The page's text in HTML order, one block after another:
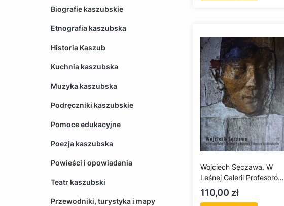
Biografie kaszubskie
Etnografia kaszubska
Historia Kaszub
Kuchnia kaszubska
Muzyka kaszubska
Podręczniki kaszubskie
Pomoce edukacyjne
Poezja kaszubska
Powieści i opowiadania
Teatr kaszubski
Przewodniki, turystyka i mapy
Wojciech Sęczawa. W
Leśnej Galerii Profesorów
Marzeny i Janusza
Jaśkiewiczów
Cena
110,00 zł